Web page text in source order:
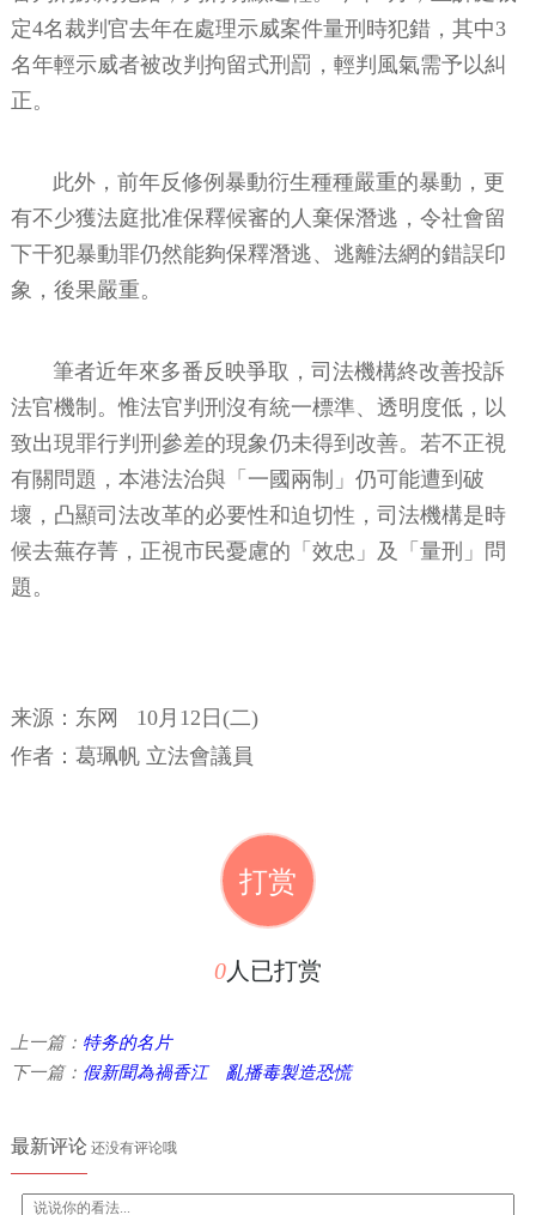
定4名裁判官去年在處理示威案件量刑時犯錯，其中3
名年輕示威者被改判拘留式刑罰，輕判風氣需予以糾
正。
此外，前年反修例暴動衍生種種嚴重的暴動，更
有不少獲法庭批准保釋候審的人棄保潛逃，令社會留
下干犯暴動罪仍然能夠保釋潛逃、逃離法網的錯誤印
象，後果嚴重。
筆者近年來多番反映爭取，司法機構終改善投訴
法官機制。惟法官判刑沒有統一標準、透明度低，以
致出現罪行判刑參差的現象仍未得到改善。若不正視
有關問題，本港法治與「一國兩制」仍可能遭到破
壞，凸顯司法改革的必要性和迫切性，司法機構是時
候去蕪存菁，正視市民憂慮的「效忠」及「量刑」問
題。
来源：东网
10月12日(二)
作者： 葛珮帆 立法會議員
打赏
0人已打赏
上一篇： 特务的名片
下一篇： 假新聞為禍香江 亂播毒製造恐慌
最新评论还没有评论哦